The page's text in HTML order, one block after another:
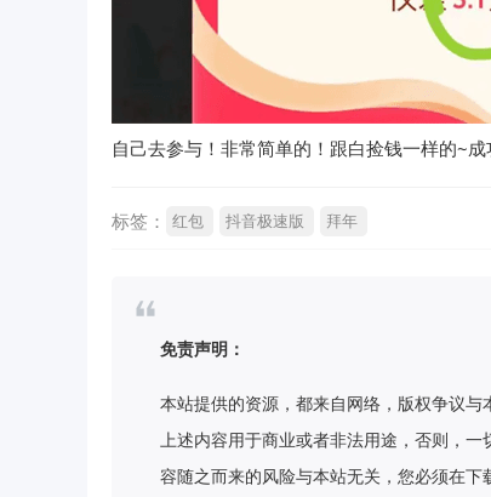
自己去参与！非常简单的！跟白捡钱一样的~
标签： 红包 抖音极速版 拜年
免责声明：
本站提供的资源，都来自网络，版权争议
上述内容用于商业或者非法用途，否则，
容随之而来的风险与本站无关，您必须在